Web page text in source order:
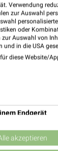
ALDI
ALDI Talk
Verwendung
zur Auswahl
oder
zur Auswahl von
in die USA
diese Website/
Endgerät
akzeptieren